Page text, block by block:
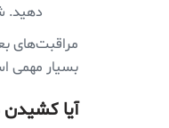
دهید.
مراقبت‌های
بسیار مهمی
آیا